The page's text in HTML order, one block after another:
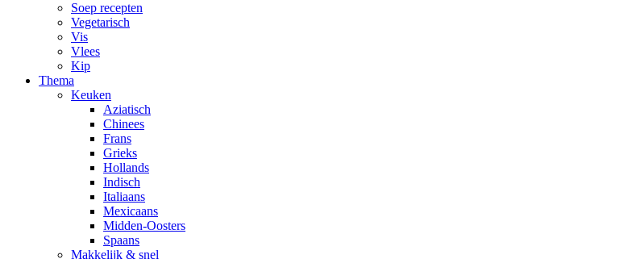
Soep recepten
Vegetarisch
Vis
Vlees
Kip
Thema
Keuken
Aziatisch
Chinees
Frans
Grieks
Hollands
Indisch
Italiaans
Mexicaans
Midden-Oosters
Spaans
Makkelijk & snel